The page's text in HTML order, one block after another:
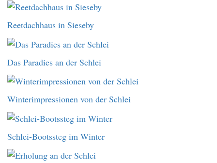
Reetdachhaus in Sieseby
Das Paradies an der Schlei
Winterimpressionen von der Schlei
Schlei-Bootssteg im Winter